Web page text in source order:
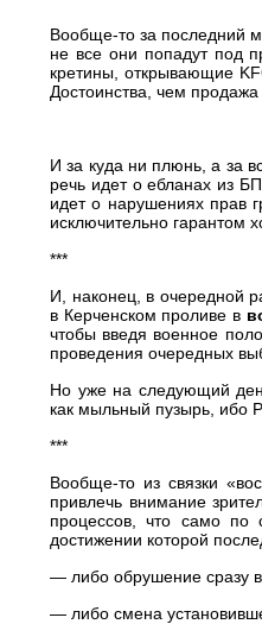
Вообще-то за последний
не все они попадут под
кретины, открывающие
Достоинства, чем
И за куда ни плюнь, а за
речь идет о ебланах из
идет о нарушениях прав
исключительно гарантом
***
И, наконец, в очередной
в Керченском проливе в
чтобы введя военное
проведения очередных
Но уже на следующий
как мыльный пузырь, ибо
***
Вообще-то из связки
привлечь внимание
процессов, что само по
достижении которой
— либо обрушение сразу
— либо смена